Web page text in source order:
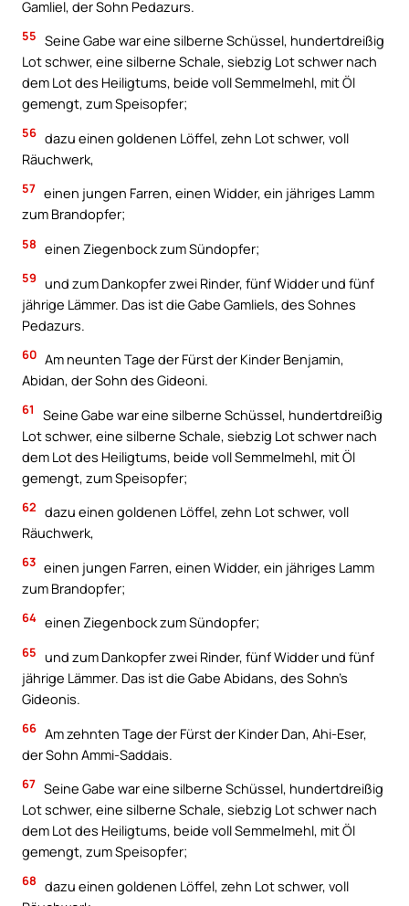
Gamliel, der Sohn Pedazurs.
55 Seine Gabe war eine silberne Schüssel, hundertdreißig
Lot schwer, eine silberne Schale, siebzig Lot schwer nach
dem Lot des Heiligtums, beide voll Semmelmehl, mit Öl
gemengt, zum Speisopfer;
56 dazu einen goldenen Löffel, zehn Lot schwer, voll
Räuchwerk,
57 einen jungen Farren, einen Widder, ein jähriges Lamm
zum Brandopfer;
58 einen Ziegenbock zum Sündopfer;
59 und zum Dankopfer zwei Rinder, fünf Widder und fünf
jährige Lämmer. Das ist die Gabe Gamliels, des Sohnes
Pedazurs.
60 Am neunten Tage der Fürst der Kinder Benjamin,
Abidan, der Sohn des Gideoni.
61
Seine Gabe war eine silberne Schüssel, hundertdreißig
Lot schwer, eine silberne Schale, siebzig Lot schwer nach
dem Lot des Heiligtums, beide voll Semmelmehl, mit Öl
gemengt, zum Speisopfer;
62 dazu einen goldenen Löffel, zehn Lot schwer, voll
Räuchwerk,
63 einen jungen Farren, einen Widder, ein jähriges Lamm
zum Brandopfer;
64 einen Ziegenbock zum Sündopfer;
65 und zum Dankopfer zwei Rinder, fünf Widder und fünf
jährige Lämmer. Das ist die Gabe Abidans, des Sohn’s
Gideonis.
66 Am zehnten Tage der Fürst der Kinder Dan, Ahi-Eser,
der Sohn Ammi-Saddais.
67 Seine Gabe war eine silberne Schüssel, hundertdreißig
Lot schwer, eine silberne Schale, siebzig Lot schwer nach
dem Lot des Heiligtums, beide voll Semmelmehl, mit Öl
gemengt, zum Speisopfer;
68 dazu einen goldenen Löffel, zehn Lot schwer, voll